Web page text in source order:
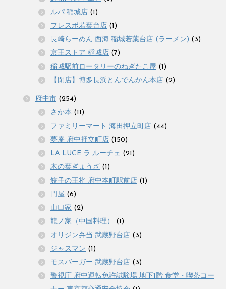
ルパ 稲城店 (1)
フレスポ若葉台店 (1)
長崎らーめん 西海 稲城若葉台店 (ラーメン) (3)
京王ストア 稲城店 (7)
稲城駅前ロータリーのねぎたこ屋 (1)
【閉店】博多長浜とんでんかん本店 (2)
府中市 (254)
さか本 (11)
ファミリーマート 海田押立町店 (44)
夢庵 府中押立町店 (150)
LA LUCE ラ ルーチェ (21)
木の葉ぎょうざ (1)
餃子の王将 府中本町駅前店 (1)
門屋 (6)
山口家 (2)
龍ノ家（中国料理）
(1)
オリジン弁当 武蔵野台店 (3)
ジャスマン (1)
モスバーガー 武蔵野台店 (3)
警視庁 府中運転免許試験場 地下1階 食堂・喫茶コー